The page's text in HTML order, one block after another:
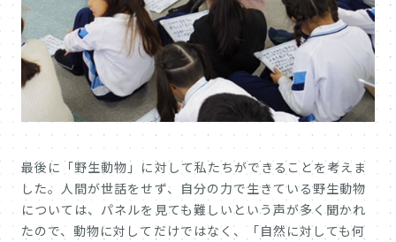
最後に「野生動物」に対して私たちができることを考えま
した。人間が世話をせず、自分の力で生きている野生動物
については、パネルを見ても難しいという声が多く聞かれ
たので、動物に対してだけではなく、「自然に対しても何